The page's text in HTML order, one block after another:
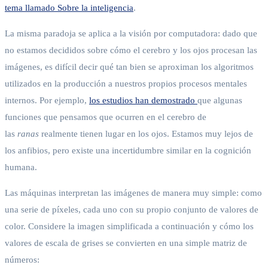
tema llamado Sobre la inteligencia.
La misma paradoja se aplica a la visión por computadora: dado que
no estamos decididos sobre cómo el cerebro y los ojos procesan las
imágenes, es difícil decir qué tan bien se aproximan los algoritmos
utilizados en la producción a nuestros propios procesos mentales
internos. Por ejemplo, los estudios han demostrado que algunas
funciones que pensamos que ocurren en el cerebro de
las ranas realmente tienen lugar en los ojos. Estamos muy lejos de
los anfibios, pero existe una incertidumbre similar en la cognición
humana.
Las máquinas interpretan las imágenes de manera muy simple: como
una serie de píxeles, cada uno con su propio conjunto de valores de
color. Considere la imagen simplificada a continuación y cómo los
valores de escala de grises se convierten en una simple matriz de
números: